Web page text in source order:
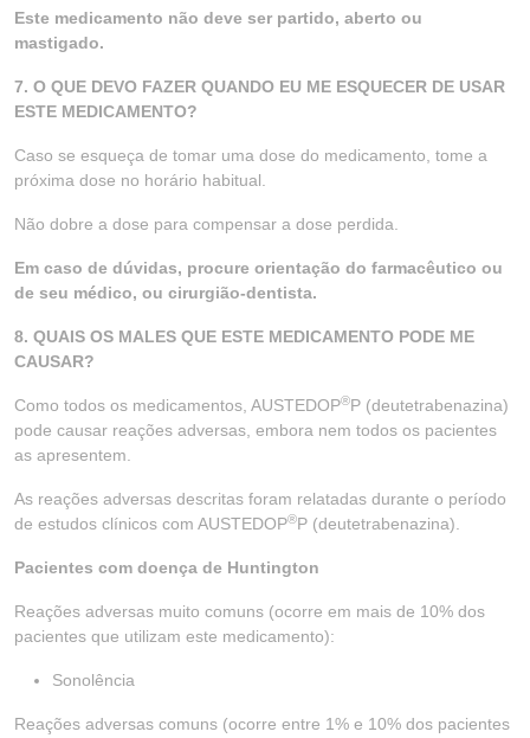
Este medicamento não deve ser partido, aberto ou
mastigado.
7. O QUE DEVO FAZER QUANDO EU ME ESQUECER DE USAR
ESTE MEDICAMENTO?
Caso se esqueça de tomar uma dose do medicamento, tome a
próxima dose no horário habitual.
Não dobre a dose para compensar a dose perdida.
Em caso de dúvidas, procure orientação do farmacêutico ou
de seu médico, ou cirurgião-dentista.
8. QUAIS OS MALES QUE ESTE MEDICAMENTO PODE ME
CAUSAR?
Como todos os medicamentos, AUSTEDOP®P (deutetrabenazina)
pode causar reações adversas, embora nem todos os pacientes
as apresentem.
As reações adversas descritas foram relatadas durante o período
de estudos clínicos com AUSTEDOP®P (deutetrabenazina).
Pacientes com doença de Huntington
Reações adversas muito comuns (ocorre em mais de 10% dos
pacientes que utilizam este medicamento):
Sonolência
Reações adversas comuns (ocorre entre 1% e 10% dos pacientes